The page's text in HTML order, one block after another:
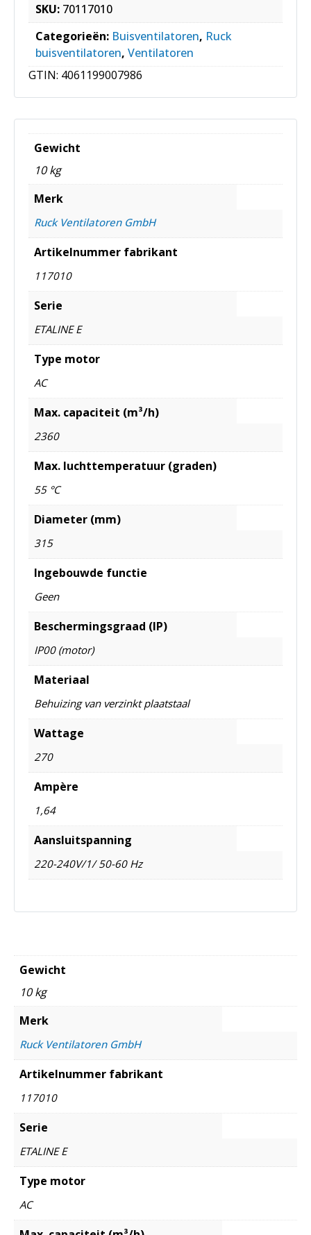
SKU: 70117010
Categorieën: Buisventilatoren, Ruck
buisventilatoren, Ventilatoren
GTIN: 4061199007986
Gewicht
10 kg
Merk
Ruck Ventilatoren GmbH
Artikelnummer fabrikant
117010
Serie
ETALINE E
Type motor
AC
Max. capaciteit (m³/h)
2360
Max. luchttemperatuur (graden)
55 °C
Diameter (mm)
315
Ingebouwde functie
Geen
Beschermingsgraad (IP)
IP00 (motor)
Materiaal
Behuizing van verzinkt plaatstaal
Wattage
270
Ampère
1,64
Aansluitspanning
220-240V/1/ 50-60 Hz
Gewicht
10 kg
Merk
Ruck Ventilatoren GmbH
Artikelnummer fabrikant
117010
Serie
ETALINE E
Type motor
AC